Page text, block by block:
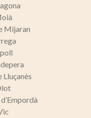
Mijaran
Lluçanès